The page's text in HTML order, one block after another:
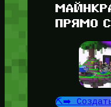
ПРЯМО
⛏️➡️